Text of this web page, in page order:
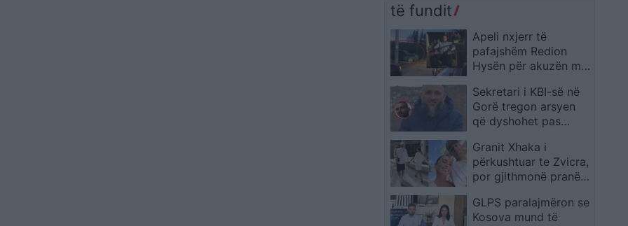
të fundit
Apeli nxjerr të
pafajshëm Redion
Hysën për akuzën mbi
Sekretari i KBI-së në
Gorë tregon arsyen
që dyshohet pas
Dragash
Granit Xhaka i
përkushtuar te Zvicra,
por gjithmonë pranë
kanë rëndësi
GLPS paralajmëron se
Kosova mund të